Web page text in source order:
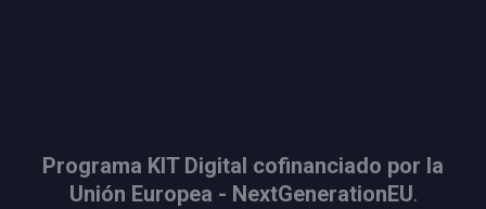
Programa KIT Digital cofinanciado por la
Unión Europea - NextGenerationEU.